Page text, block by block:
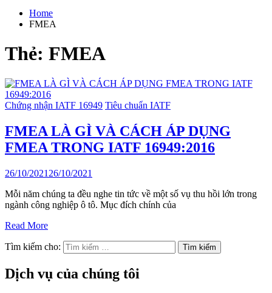
Home
FMEA
Thẻ: FMEA
Chứng nhận IATF 16949 Tiêu chuẩn IATF
FMEA LÀ GÌ VÀ CÁCH ÁP DỤNG
FMEA TRONG IATF 16949:2016
26/10/2021 26/10/2021
Mỗi năm chúng ta đều nghe tin tức về một số vụ thu hồi lớn trong
ngành công nghiệp ô tô. Mục đích chính của
Read More
Tìm kiếm cho:
Dịch vụ của chúng tôi